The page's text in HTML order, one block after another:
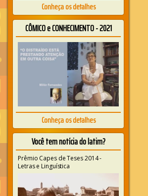
Conheça os detalhes
CÔMICO e CONHECIMENTO - 2021
Conheça os detalhes
Você tem notícia do latim?
Prêmio Capes de Teses 2014 -
Letras e Linguística